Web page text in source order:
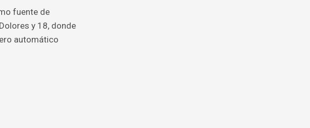
fuente de
y 18, donde
automático